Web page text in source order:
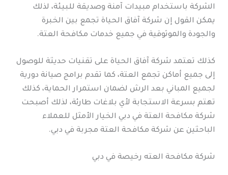
الشركة باستخدام مبيدات آمنة وصديقة للبيئة، لذلك
يمكن القول إن شركة آفاق الحياة تجمع بين الخبرة
والجودة والموثوقية في جميع خدمات مكافحة العتة.
كذلك تعتمد شركة آفاق الحياة على تقنيات حديثة للوصول
إلى جميع أماكن تجمع العتة، كما تقدم برامج صيانة دورية
لجميع المباني بعد الرش لضمان استمرار الحماية، كذلك
تهتم بسرعة الاستجابة لأي بلاغات طارئة، لذلك أصبحت
شركة مكافحة العتة في دبي الخيار الأمثل للعملاء
الباحثين عن شركة مكافحة العتة مجربة في دبي.
شركة مكافحة العته رخيصة في دبي